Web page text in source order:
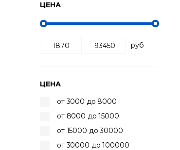
ЦЕНА
руб
ЦЕНА
от 3000 до 8000
от 8000 до 15000
от 15000 до 30000
от 30000 до 100000